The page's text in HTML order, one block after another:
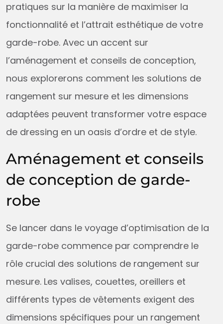
pratiques sur la manière de maximiser la
fonctionnalité et l’attrait esthétique de votre
garde-robe. Avec un accent sur
l’aménagement et conseils de conception,
nous explorerons comment les solutions de
rangement sur mesure et les dimensions
adaptées peuvent transformer votre espace
de dressing en un oasis d’ordre et de style.
Aménagement et conseils
de conception de garde-
robe
Se lancer dans le voyage d’optimisation de la
garde-robe commence par comprendre le
rôle crucial des solutions de rangement sur
mesure. Les valises, couettes, oreillers et
différents types de vêtements exigent des
dimensions spécifiques pour un rangement